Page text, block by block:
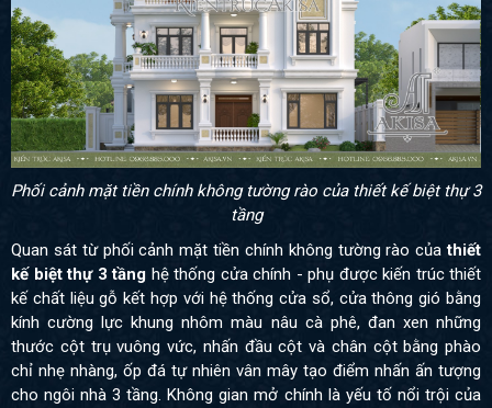
Phối cảnh mặt tiền chính không tường rào của thiết kế biệt thự 3
tầng
Quan sát từ phối cảnh mặt tiền chính không tường rào củathiết
kế biệt thự 3 tầng hệthống cửa chính - phụ được kiến trúc thiết
kế chất liệu gỗ kết hợp với hệ thống cửa sổ, cửa thông gió bằng
kính cường lực khung nhôm màu nâu cà phê, đan xen những
thước cột trụ vuông vức, nhấn đầu cột và chân cột bằng phào
chỉ nhẹ nhàng, ốp đá tự nhiên vân mây tạo điểm nhấn ấn tượng
cho ngôi nhà 3 tầng. Không gian mở chính là yếu tố nổi trội của